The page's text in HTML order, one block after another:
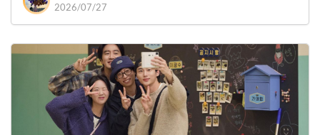
2026/07/27